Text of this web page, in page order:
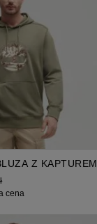
Z KAPTUREM
HOUSE
cena